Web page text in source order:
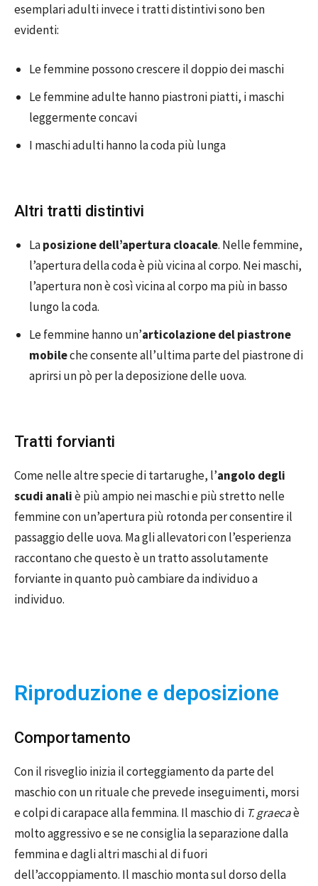
esemplari adulti invece i tratti distintivi sono ben
evidenti:
Le femmine possono crescere il doppio dei maschi
Le femmine adulte hanno piastroni piatti, i maschi
leggermente concavi
I maschi adulti hanno la coda più lunga
Altri tratti distintivi
Laposizione dell’apertura cloacale. Nelle femmine,
l’apertura della coda è più vicina al corpo. Nei maschi,
l’apertura non è così vicina al corpo ma più in basso
lungo la coda.
Le femmine hanno un’articolazione del piastrone
mobileche consente all’ultima parte del piastrone di
aprirsi un pò per la deposizione delle uova.
Tratti forvianti
Come nelle altre specie di tartarughe, l’angolo degli
scudi analiè più ampio nei maschi e più stretto nelle
femmine con un’apertura più rotonda per consentire il
passaggio delle uova. Ma gli allevatori con l’esperienza
raccontano che questo è un tratto assolutamente
forviante in quanto può cambiare da individuo a
individuo.
Riproduzione e deposizione
Comportamento
Con il risveglio inizia il corteggiamento da parte del
maschio con un rituale che prevede inseguimenti, morsi
e colpi di carapace alla femmina. Il maschio di T. graecaè
molto aggressivo e se ne consiglia la separazione dalla
femmina e dagli altri maschi al di fuori
dell’accoppiamento. Il maschio monta sul dorso della